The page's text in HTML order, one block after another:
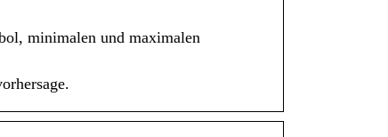
minimalen und maximalen